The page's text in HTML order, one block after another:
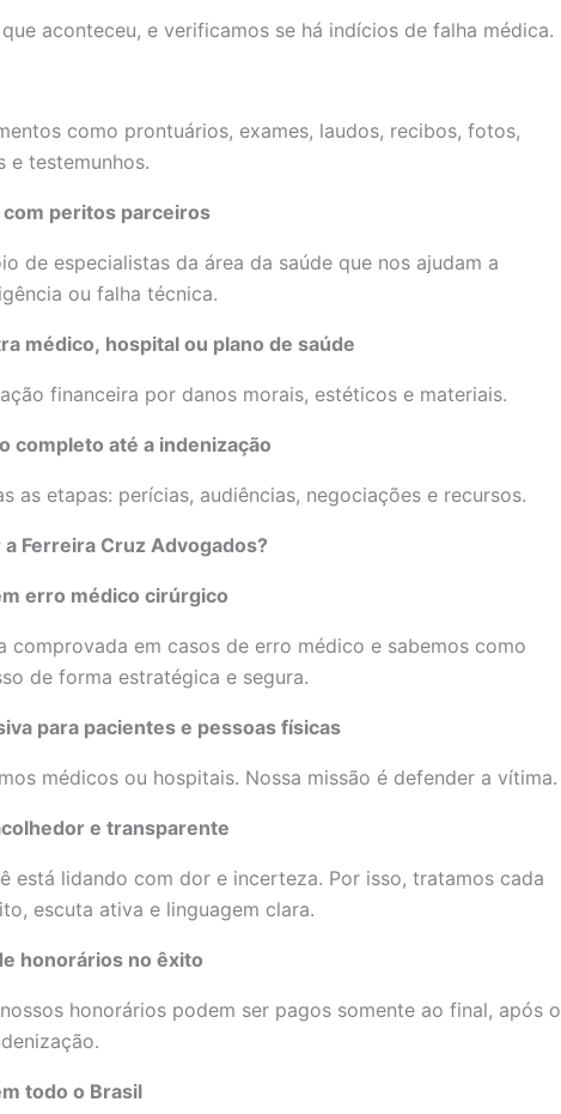
aconteceu, e verificamos se há indícios de falha médica.
como prontuários, exames, laudos, recibos, fotos,
e testemunhos.
com peritos parceiros
de especialistas da área da saúde que nos ajudam a
ou falha técnica.
médico, hospital ou plano de saúde
financeira por danos morais, estéticos e materiais.
completo até a indenização
as etapas: perícias, audiências, negociações e recursos.
Ferreira Cruz Advogados?
erro médico cirúrgico
comprovada em casos de erro médico e sabemos como
de forma estratégica e segura.
para pacientes e pessoas físicas
médicos ou hospitais. Nossa missão é defender a vítima.
e transparente
está lidando com dor e incerteza. Por isso, tratamos cada
escuta ativa e linguagem clara.
honorários no êxito
honorários podem ser pagos somente ao final, após o
todo o Brasil